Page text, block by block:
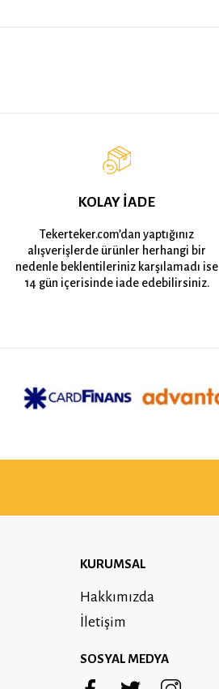
KOLAY İADE
Tekerteker.com’dan yaptığınız
alışverişlerde ürünler herhangi bir
nedenle beklentileriniz karşılamadı ise
14 gün içerisinde iade edebilirsiniz.
KURUMSAL
Hakkımızda
İletişim
SOSYAL MEDYA